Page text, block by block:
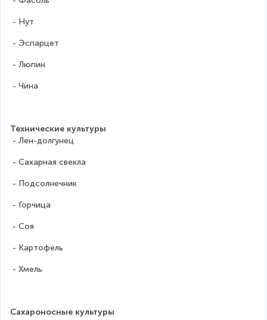
- Нут
- Эспарцет
- Люпин
- Чина
Технические культуры
- Лен-долгунец
- Сахарная свекла
- Подсолнечник
- Горчица
- Соя
- Картофель
- Хмель
Сахароносные культуры